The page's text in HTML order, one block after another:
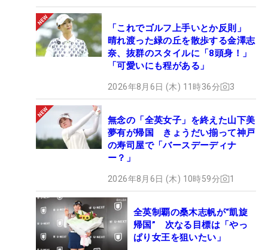
「これでゴルフ上手いとか反則」
晴れ渡った緑の丘を散歩する金澤志
奈、抜群のスタイルに「8頭身！」
「可愛いにも程がある」
2026年8月6日 (木) 11時36分 3
無念の「全英女子」を終えた山下美
夢有が帰国 きょうだい揃って神戸
の寿司屋で「バースデーディナ
ー？」
2026年8月6日 (木) 10時59分 1
全英制覇の桑木志帆が“凱旋
帰国” 次なる目標は「やっ
ぱり女王を狙いたい」